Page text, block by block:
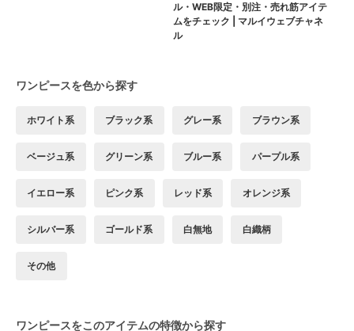
ル・WEB限定・別注・売れ筋アイテ
ムをチェック | マルイウェブチャネ
ル
ワンピースを色から探す
ホワイト系 ブラック系 グレー系 ブラウン系
ベージュ系 グリーン系 ブルー系 パープル系
イエロー系 ピンク系 レッド系 オレンジ系
シルバー系 ゴールド系 白無地 白織柄
その他
ワンピースをこのアイテムの特徴から探す